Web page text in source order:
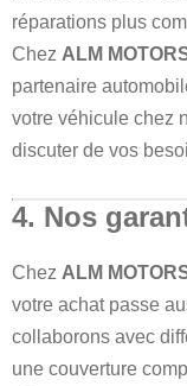
réparations plus
Chez ALM
partenaire
votre véhicule chez
discuter de vos
4. Nos
Chez ALM
votre achat passe
collaborons avec
une couverture